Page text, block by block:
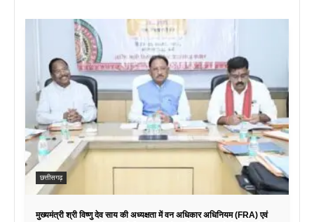
छत्तीसगढ़
मुख्यमंत्री श्री विष्णु देव साय की अध्यक्षता में वन अधिकार अधिनियम (FRA) एवं